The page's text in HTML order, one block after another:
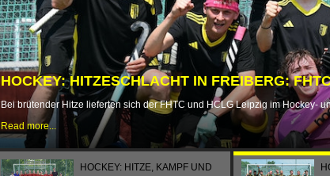
HOCKEY: HITZESCHLACHT IN FREIBERG:
Bei brütender Hitze lieferten sich der FHTC und HCLG Leipzig im Hockey-
Read more...
HOCKEY: HITZE, KAMPF UND